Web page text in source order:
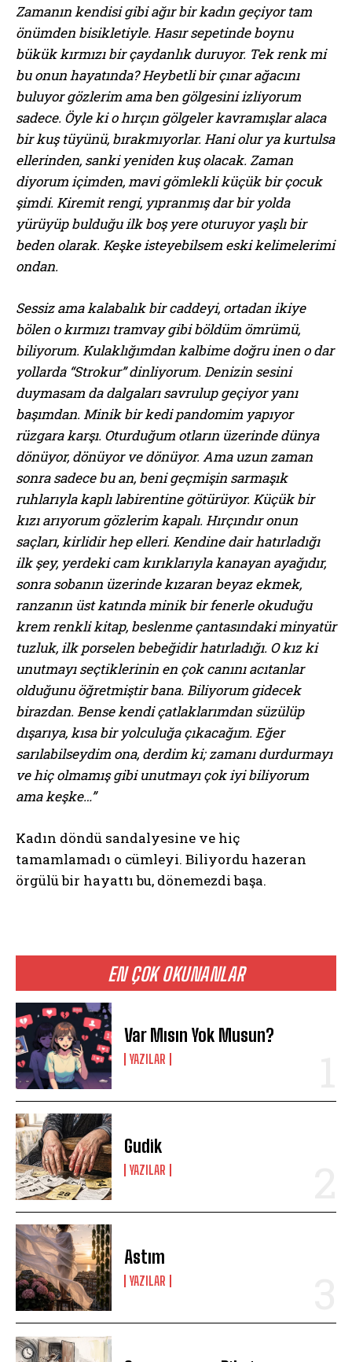
EN ÇOK OKUNANLAR
Var Mısın Yok Musun?
YAZILAR
Gudik
YAZILAR
Astım
YAZILAR
Zamanın kendisi gibi ağır bir kadın geçiyor tam
önümden bisikletiyle. Hasır sepetinde boynu
bükük kırmızı bir çaydanlık duruyor. Tek renk mi
bu onun hayatında? Heybetli bir çınar ağacını
buluyor gözlerim ama ben gölgesini izliyorum
sadece. Öyle ki o hırçın gölgeler kavramışlar alaca
bir kuş tüyünü, bırakmıyorlar. Hani olur ya kurtulsa
ellerinden, sanki yeniden kuş olacak. Zaman
diyorum içimden, mavi gömlekli küçük bir çocuk
şimdi. Kiremit rengi, yıpranmış dar bir yolda
yürüyüp bulduğu ilk boş yere oturuyor yaşlı bir
beden olarak. Keşke isteyebilsem eski kelimelerimi
ondan.
Sessiz ama kalabalık bir caddeyi, ortadan ikiye
bölen o kırmızı tramvay gibi böldüm ömrümü,
biliyorum. Kulaklığımdan kalbime doğru inen o dar
yollarda “Strokur” dinliyorum. Denizin sesini
duymasam da dalgaları savrulup geçiyor yanı
başımdan. Minik bir kedi pandomim yapıyor
rüzgara karşı. Oturduğum otların üzerinde dünya
dönüyor, dönüyor ve dönüyor. Ama uzun zaman
sonra sadece bu an, beni geçmişin sarmaşık
ruhlarıyla kaplı labirentine götürüyor. Küçük bir
kızı arıyorum gözlerim kapalı. Hırçındır onun
saçları, kirlidir hep elleri. Kendine dair hatırladığı
ilk şey, yerdeki cam kırıklarıyla kanayan ayağıdır,
sonra sobanın üzerinde kızaran beyaz ekmek,
ranzanın üst katında minik bir fenerle okuduğu
krem renkli kitap, beslenme çantasındaki minyatür
tuzluk, ilk porselen bebeğidir hatırladığı. O kız ki
unutmayı seçtiklerinin en çok canını acıtanlar
olduğunu öğretmiştir bana. Biliyorum gidecek
birazdan. Bense kendi çatlaklarımdan süzülüp
dışarıya, kısa bir yolculuğa çıkacağım. Eğer
sarılabilseydim ona, derdim ki; zamanı durdurmayı
ve hiç olmamış gibi unutmayı çok iyi biliyorum
ama keşke…”
Kadın döndü sandalyesine ve hiç
tamamlamadı o cümleyi. Biliyordu hazeran
örgülü bir hayattı bu, dönemezdi başa.